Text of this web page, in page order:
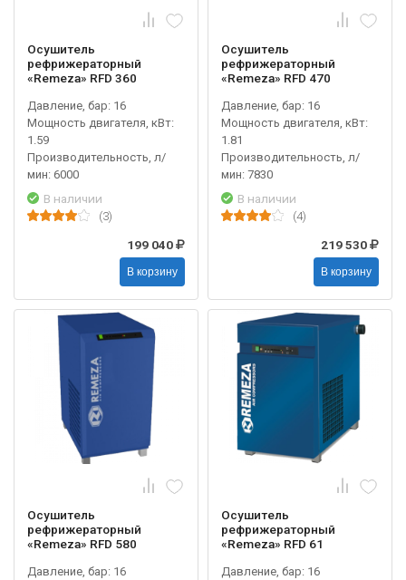
Осушитель
рефрижераторный
«Remeza» RFD 360
Давление, бар: 16
Мощность двигателя, кВт:
1.59
Производительность, л/
мин: 6000
В наличии
(3)
199 040
В корзину
Осушитель
рефрижераторный
«Remeza» RFD 470
Давление, бар: 16
Мощность двигателя, кВт:
1.81
Производительность, л/
мин: 7830
В наличии
(4)
219 530
В корзину
Осушитель
рефрижераторный
«Remeza» RFD 580
Давление, бар: 16
Осушитель
рефрижераторный
«Remeza» RFD 61
Давление, бар: 16